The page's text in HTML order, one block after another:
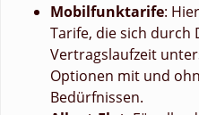
Mobilfunktarife:
Tarife, die sich durch
Vertragslaufzeit
Optionen mit und
Bedürfnissen.